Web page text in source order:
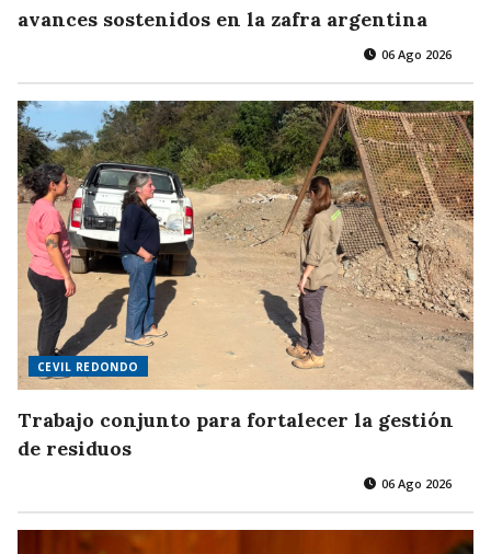
avances sostenidos en la zafra argentina
06 Ago 2026
CEVIL REDONDO
Trabajo conjunto para fortalecer la gestión
de residuos
06 Ago 2026